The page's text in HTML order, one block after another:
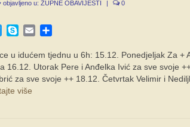
objavljeno u: ŽUPNE OBAVIJESTI | 0
TwitterSkypeEmail
u idućem tjednu u 6h: 15.12. Ponedjeljak Za +
16.12. Utorak Pere i Anđelka Ivić za sve svoje
za sve svoje ++ 18.12. Četvrtak Velimir i
više